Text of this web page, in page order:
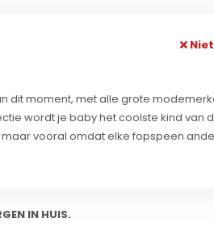
dit moment, met alle grote
wordt je baby het coolste kind van
vooral omdat elke fopspeen
IN HUIS.